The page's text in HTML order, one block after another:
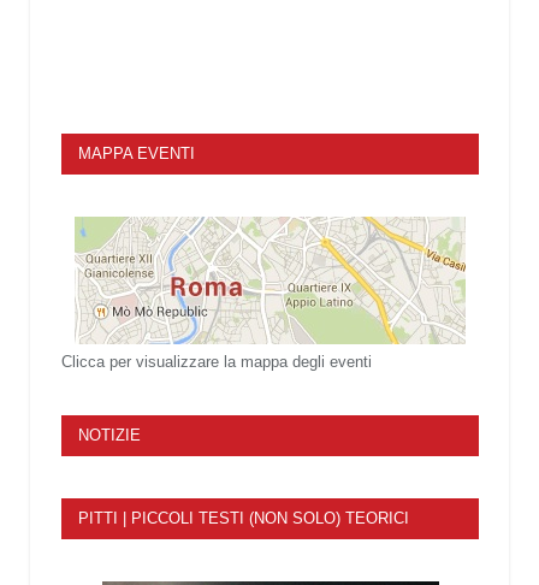
MAPPA EVENTI
Clicca per visualizzare la mappa degli eventi
NOTIZIE
PITTI | PICCOLI TESTI (NON SOLO) TEORICI